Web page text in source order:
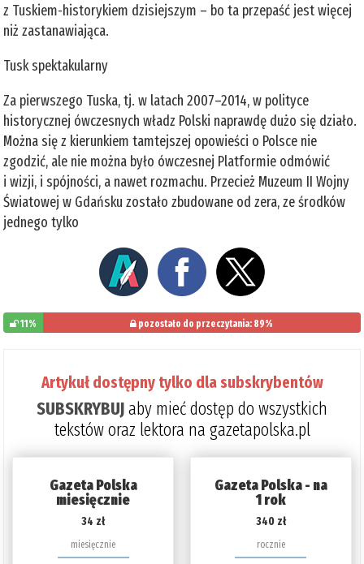
z Tuskiem-historykiem dzisiejszym – bo ta przepaść jest więcej
niż zastanawiająca.
Tusk spektakularny
Za pierwszego Tuska, tj. w latach 2007–2014, w polityce
historycznej ówczesnych władz Polski naprawdę dużo się działo.
Można się z kierunkiem tamtejszej opowieści o Polsce nie
zgodzić, ale nie można było ówczesnej Platformie odmówić
i wizji, i spójności, a nawet rozmachu. Przecież Muzeum II Wojny
Światowej w Gdańsku zostało zbudowane od zera, ze środków
jednego tylko
11% pozostało do przeczytania: 89%
Artykuł dostępny tylko dla subskrybentów
SUBSKRYBUJaby mieć dostęp do wszystkich
tekstów oraz lektora na gazetapolska.pl
Gazeta Polska
miesięcznie
34 zł
miesięcznie
Gazeta Polska - na
1 rok
340 zł
rocznie